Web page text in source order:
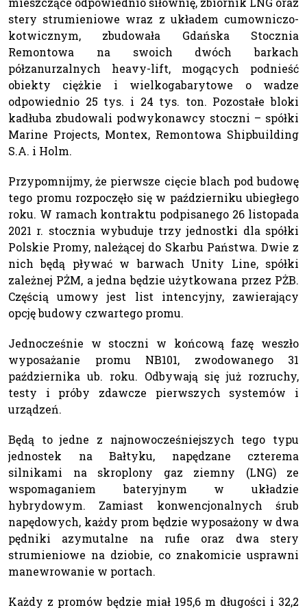
stery strumieniowe wraz z układem cumowniczo-
kotwicznym, zbudowała Gdańska Stocznia
Remontowa na swoich dwóch barkach
półzanurzalnych heavy-lift, mogących podnieść
obiekty ciężkie i wielkogabarytowe o wadze
odpowiednio 25 tys. i 24 tys. ton. Pozostałe bloki
kadłuba zbudowali podwykonawcy stoczni – spółki
Marine Projects, Montex, Remontowa Shipbuilding
S.A. i Holm.
Przypomnijmy, że pierwsze cięcie blach pod budowę
tego promu rozpoczęło się w październiku ubiegłego
roku. W ramach kontraktu podpisanego 26 listopada
2021 r. stocznia wybuduje trzy jednostki dla spółki
Polskie Promy, należącej do Skarbu Państwa. Dwie z
nich będą pływać w barwach Unity Line, spółki
zależnej PŻM, a jedna będzie użytkowana przez PŻB.
Częścią umowy jest list intencyjny, zawierający
opcję budowy czwartego promu.
Jednocześnie w stoczni w końcową fazę weszło
wyposażanie promu NB101, zwodowanego 31
października ub. roku. Odbywają się już rozruchy,
testy i próby zdawcze pierwszych systemów i
urządzeń.
Będą to jedne z najnowocześniejszych tego typu
jednostek na Bałtyku, napędzane czterema
silnikami na skroplony gaz ziemny (LNG) ze
wspomaganiem bateryjnym w układzie
hybrydowym. Zamiast konwencjonalnych śrub
napędowych, każdy prom będzie wyposażony w dwa
pędniki azymutalne na rufie oraz dwa stery
strumieniowe na dziobie, co znakomicie usprawni
manewrowanie w portach.
Każdy z promów będzie miał 195,6 m długości i 32,2